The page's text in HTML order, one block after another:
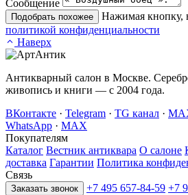
Сообщение
Подобрать похожее
Нажимая кнопку,
политикой конфиденциальности
Наверх
Антикварный салон в Москве.
живопись и книги — с 2004 года.
ВКонтакте · Telegram · TG канал ·
WhatsApp · MAX
Покупателям
Каталог Вестник антиквара О салоне
доставка Гарантии Политика
Связь
Заказать звонок +7 495 657-84-59 +7